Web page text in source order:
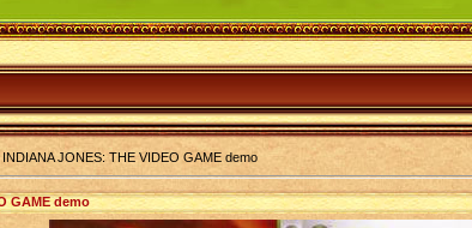
JONES: THE VIDEO GAME demo
GAME demo